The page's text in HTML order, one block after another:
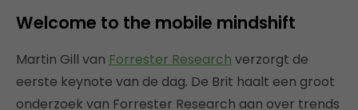
Welcome to the mobile mindshift
Martin Gill van Forrester Research verzorgt de
eerste keynote van de dag. De Brit haalt een groot
onderzoek van Forrester Research aan over trends